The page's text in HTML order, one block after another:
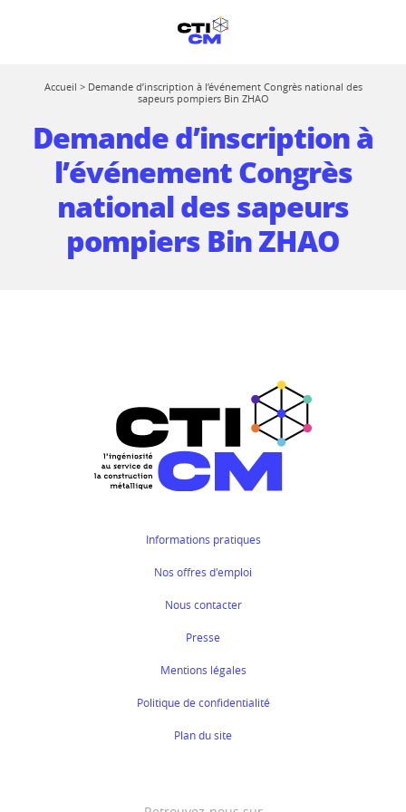
Accueil > Demande d’inscription à l’événement Congrès national des
sapeurs pompiers Bin ZHAO
Demande d’inscription à
l’événement Congrès
national des sapeurs
pompiers Bin ZHAO
Informations pratiques
Nos offres d'emploi
Nous contacter
Presse
Mentions légales
Politique de confidentialité
Plan du site